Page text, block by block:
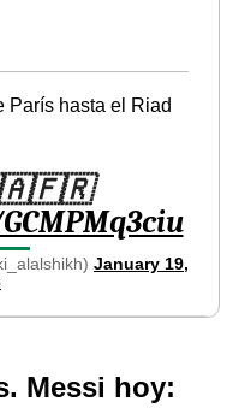
París hasta el Riad
January 19,
Messi hoy: